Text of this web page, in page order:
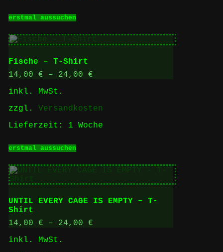
erstmal aussuchenProdukt
mehrere
Varianten
auf.
Die
Optionen
Produktseite
werden
Fische – T-Shirt
14,00 € – 24,00 €
inkl. MwSt.
zzgl. Versandkosten
Lieferzeit: 1 Woche
erstmal aussuchenProdukt
mehrere
auf.
Die
Optionen
auf
UNTIL EVERY CAGE IS EMPTY – T-
Shirt
14,00 € – 24,00 €
inkl. MwSt.